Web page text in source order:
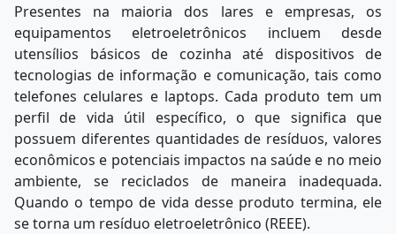
Presentes na maioria dos lares e empresas, os
equipamentos eletroeletrônicos incluem desde
utensílios básicos de cozinha até dispositivos de
tecnologias de informação e comunicação, tais como
telefones celulares e laptops. Cada produto tem um
perfil de vida útil específico, o que significa que
possuem diferentes quantidades de resíduos, valores
econômicos e potenciais impactos na saúde e no meio
ambiente, se reciclados de maneira inadequada.
Quando o tempo de vida desse produto termina, ele
se torna um resíduo eletroeletrônico (REEE).